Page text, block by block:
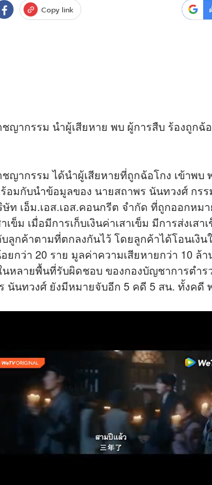
Copy link
ญากรรม นำผู้เสียหาย พบ ผู้การสืบ ร้องถูกฉ้
ญากรรม ได้นำผู้เสียหายที่ถูกฉ้อโกง เข้าพ
อมกับนำข้อมูลของ นายสถาพร นันทวงศ์ กร
ท เอ็ม.เอส.เอส.คอนกรีต จำกัด ที่ถูกออกหม
เข็ม เมื่อมีการเก็บเงินค่าเสาเข็ม มีการส่งเสา
ลูกค้าตามที่ตกลงกันไว้ โดยลูกค้าได้โอนเงิน
ยกว่า 20 ราย มูลค่าความเสียหายกว่า 10 ล้
นหลายพื้นที่รับผิดชอบ ของกองบัญชาการตำ
นันทวงศ์ ยังมีหมายจับอีก 5 คดี 5 สน. ทั้งคดี